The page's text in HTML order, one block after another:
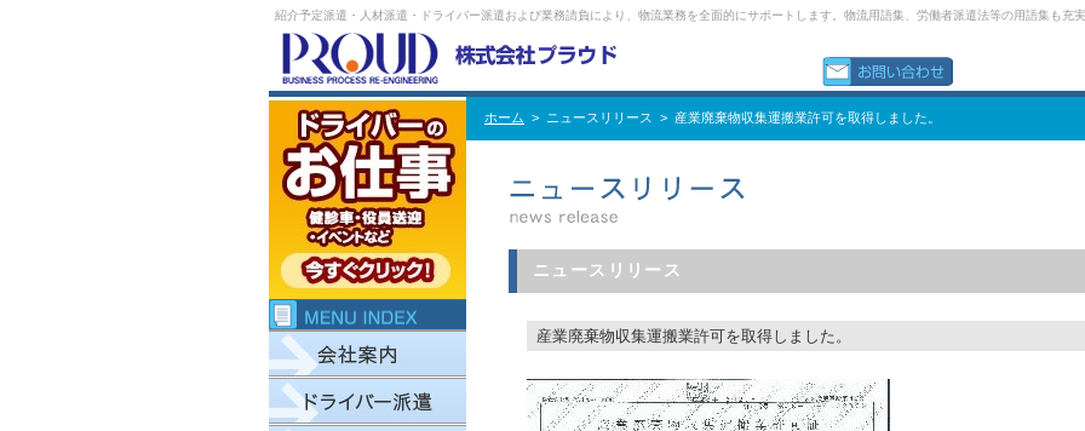
紹介予定派遣・人材派遣・ドライバー派遣および業務請負により、物流業務を全面的にサポートします。物流用語集、労働者派遣法等の用語集も充実
ホーム > ニュースリリース > 産業廃棄物収集運搬業許可を取得しました。
ニュースリリース
産業廃棄物収集運搬業許可を取得しました。